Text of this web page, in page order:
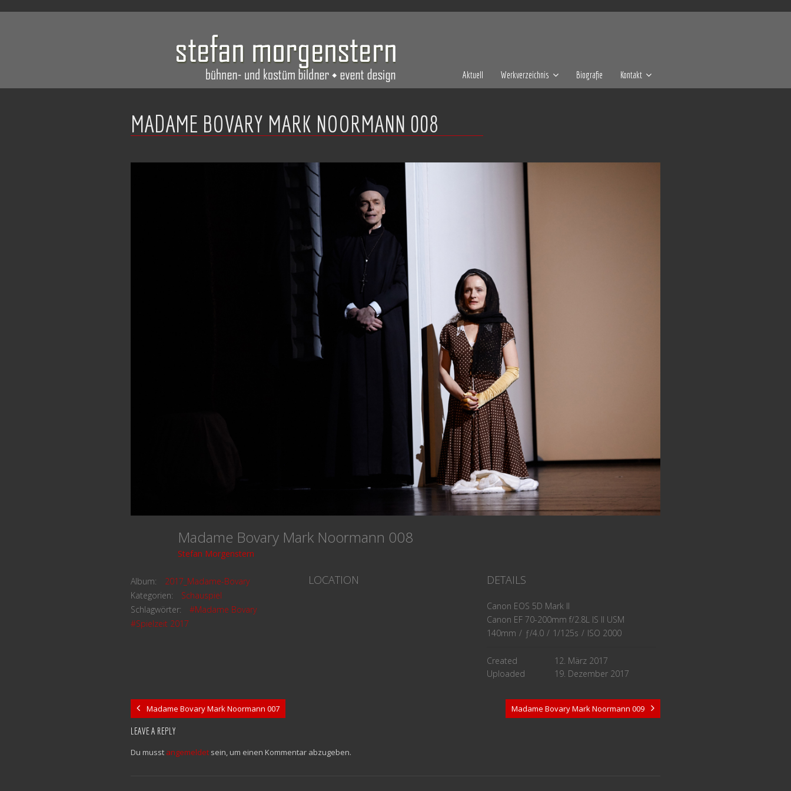
Aktuell Werkverzeichnis Biografie Kontakt
MADAME BOVARY MARK NOORMANN 008
Madame Bovary Mark Noormann 008
Stefan Morgenstern
Album:
2017_Madame-Bovary
Kategorien:
Schauspiel
Schlagwörter:
#Madame Bovary
#Spielzeit 2017
LOCATION DETAILS
Canon EOS 5D Mark II
Canon EF 70-200mm f/2.8L IS II USM
140mm / ƒ/4.0 / 1/125s / ISO 2000
Created
12. März 2017
Uploaded
19. Dezember 2017
Madame Bovary Mark Noormann 007 Madame Bovary Mark Noormann 009
LEAVE A REPLY
Du musst angemeldet sein, um einen Kommentar abzugeben.